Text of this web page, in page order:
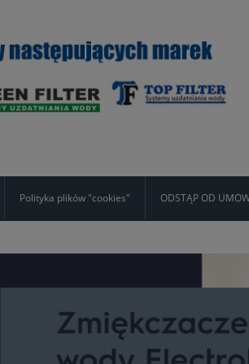
Polityka plików "cookies" ODSTĄP OD